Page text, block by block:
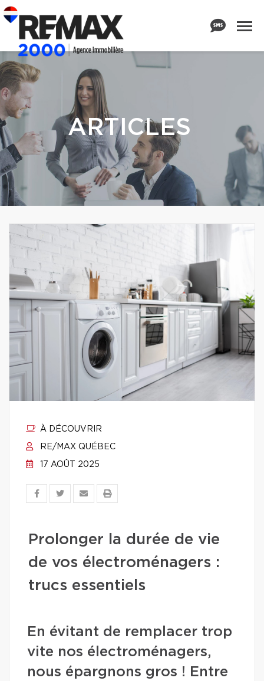
ARTICLES
À DÉCOUVRIR
RE/MAX QUÉBEC
17 AOÛT 2025
Prolonger la durée de vie
de vos électroménagers :
trucs essentiels
En évitant de remplacer trop
vite nos électroménagers,
nous épargnons gros ! Entre